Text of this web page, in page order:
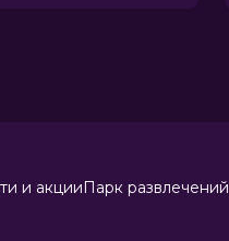
и акцииПарк развлечений